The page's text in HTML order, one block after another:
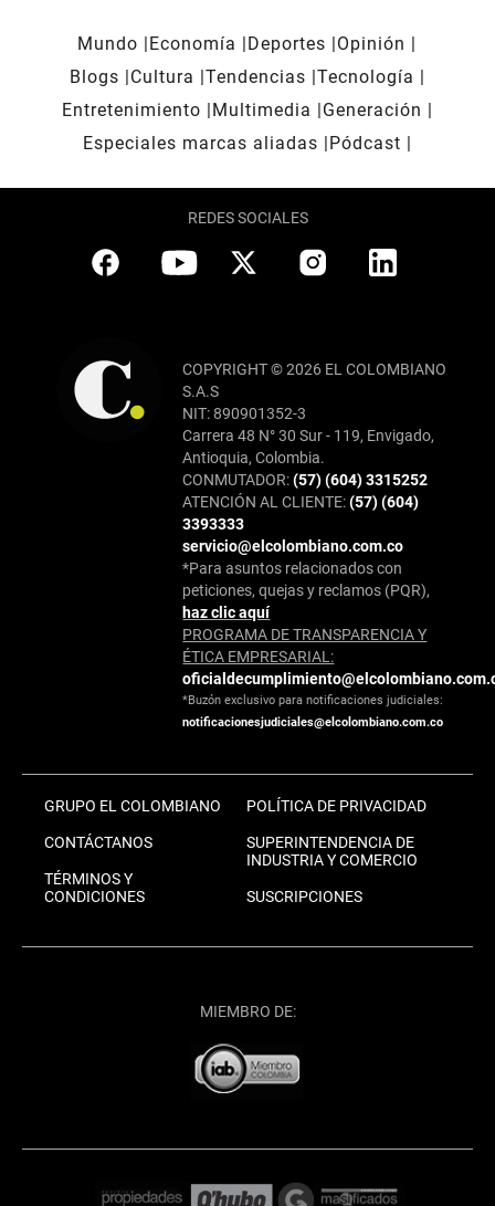
Mundo Economía Deportes
Opinión
Blogs
Cultura Tendencias Tecnología
Entretenimiento
Multimedia
Generación
Especiales marcas aliadas
Pódcast
REDES SOCIALES
COPYRIGHT © 2026 EL COLOMBIANO
S.A.S
NIT: 890901352-3
Carrera 48 N° 30 Sur - 119, Envigado,
Antioquia, Colombia.
CONMUTADOR:(57) (604) 3315252
ATENCIÓN AL CLIENTE:(57) (604)
3393333
servicio@elcolombiano.com.co
*Para asuntos relacionados con
peticiones, quejas y reclamos (PQR),
haz clic aquí
PROGRAMA DE TRANSPARENCIA Y
ÉTICA EMPRESARIAL:
*Buzón exclusivo para notificaciones judiciales:
notificacionesjudiciales@elcolombiano.com.co
GRUPO EL COLOMBIANO
CONTÁCTANOS
TÉRMINOS Y
CONDICIONES
POLÍTICA DE PRIVACIDAD
SUPERINTENDENCIA DE
INDUSTRIA Y COMERCIO
SUSCRIPCIONES
MIEMBRO DE: